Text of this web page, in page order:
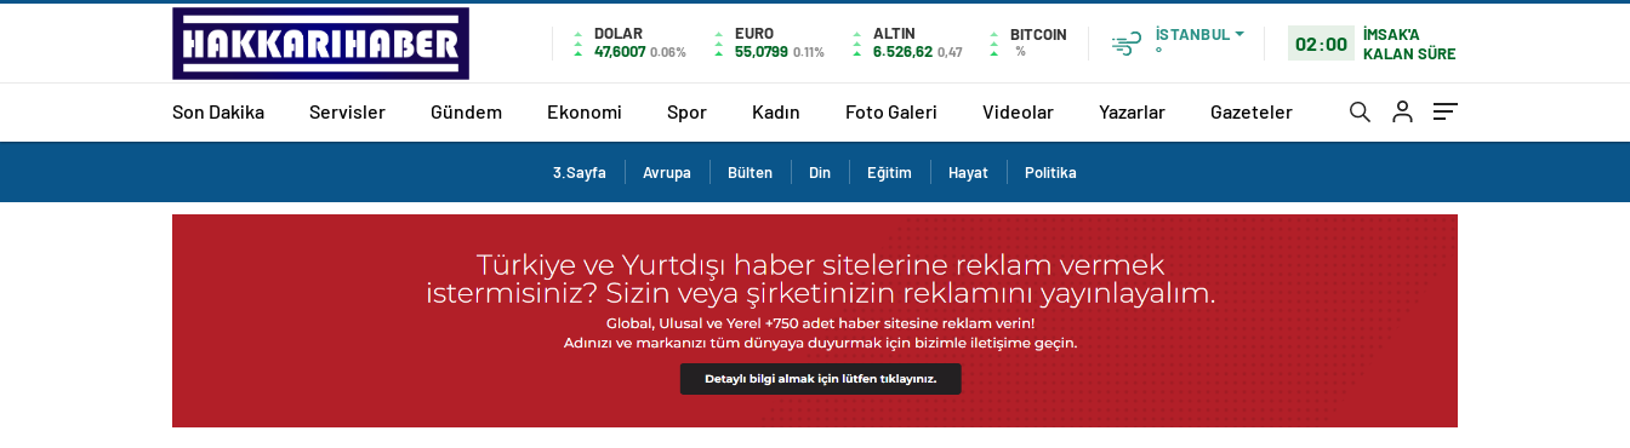
DOLAR
47,6007 0.06%
EURO
55,0799 0.11%
ALTIN
6.526,62 0,47
BITCOIN
%
İSTANBUL
°
02:00
İMSAK'A
KALAN SÜRE
Son Dakika Servisler Gündem Ekonomi Spor Kadın Foto Galeri Videolar Yazarlar Gazeteler
3.Sayfa Avrupa Bülten Din Eğitim Hayat Politika